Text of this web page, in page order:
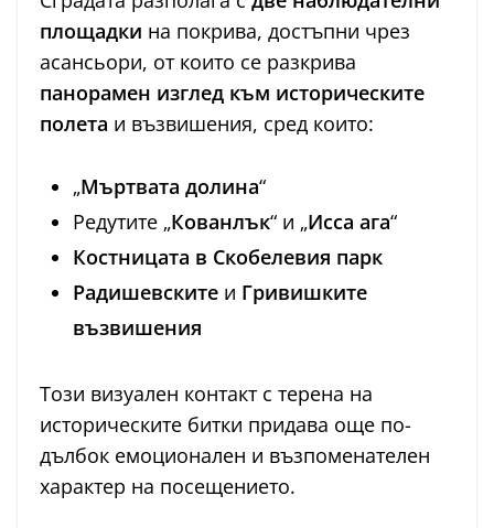
площадки на покрива, достъпни чрез
асансьори, от които се разкрива
панорамен изглед към историческите
полета и възвишения, сред които:
„Мъртвата долина“
Редутите „Кованлък“ и „Исса ага“
Костницата в Скобелевия парк
Радишевските и Гривишките
възвишения
Този визуален контакт с терена на
историческите битки придава още по-
дълбок емоционален и възпоменателен
характер на посещението.